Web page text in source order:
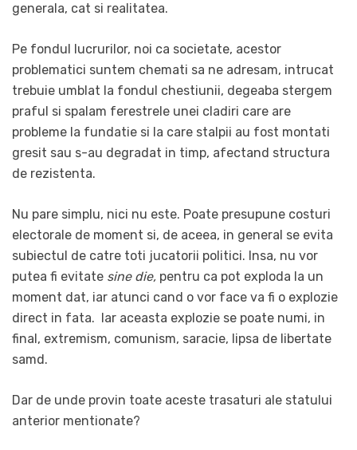
generala, cat si realitatea.
Pe fondul lucrurilor, noi ca societate, acestor
problematici suntem chemati sa ne adresam, intrucat
trebuie umblat la fondul chestiunii, degeaba stergem
praful si spalam ferestrele unei cladiri care are
probleme la fundatie si la care stalpii au fost montati
gresit sau s-au degradat in timp, afectand structura
de rezistenta.
Nu pare simplu, nici nu este. Poate presupune costuri
electorale de moment si, de aceea, in general se evita
subiectul de catre toti jucatorii politici. Insa, nu vor
putea fi evitate sine die, pentru ca pot exploda la un
moment dat, iar atunci cand o vor face va fi o explozie
direct in fata. Iar aceasta explozie se poate numi, in
final, extremism, comunism, saracie, lipsa de libertate
samd.
Dar de unde provin toate aceste trasaturi ale statului
anterior mentionate?